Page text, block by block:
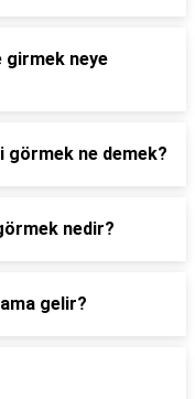
girmek neye
görmek ne demek?
nedir?
gelir?